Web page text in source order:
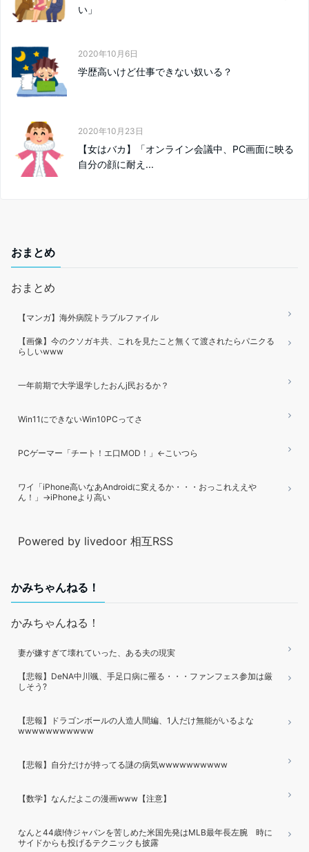
い」
2020年10月6日
学歴高いけど仕事できない奴いる？
2020年10月23日
【女はバカ】「オンライン会議中、PC画面に映る
自分の顔に耐え...
おまとめ
おまとめ
【マンガ】海外病院トラブルファイル
【画像】今のクソガキ共、これを見たこと無くて渡されたらパニクる
らしいwww
一年前期で大学退学したおんj民おるか？
Win11にできないWin10PCってさ
PCゲーマー「チート！エ口MOD！」←こいつら
ワイ「iPhone高いなあAndroidに変えるか・・・おっこれええや
ん！」→iPhoneより高い
Powered by livedoor 相互RSS
かみちゃんねる！
かみちゃんねる！
妻が嫌すぎて壊れていった、ある夫の現実
【悲報】DeNA中川颯、手足口病に罹る・・・ファンフェス参加は厳
しそう?
【悲報】ドラゴンボールの人造人間編、1人だけ無能がいるよな
wwwwwwwwwww
【悲報】自分だけが持ってる謎の病気wwwwwwwwww
【数学】なんだよこの漫画www【注意】
なんと44歳!侍ジャパンを苦しめた米国先発はMLB最年長左腕 時に
サイドからも投げるテクニックも披露